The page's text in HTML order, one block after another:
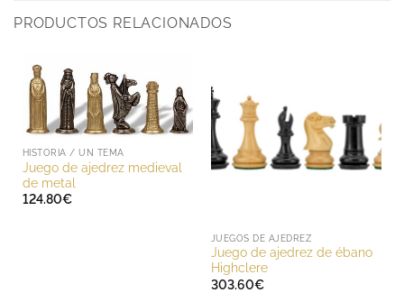
PRODUCTOS RELACIONADOS
HISTORIA / UN TEMA
Juego de ajedrez medieval
de metal
124.80€
JUEGOS DE AJEDREZ
Juego de ajedrez de ébano
Highclere
303.60€